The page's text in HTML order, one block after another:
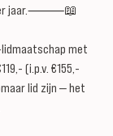
per jaar.⸻📖
lidmaatschap met
(i.p.v. €155,-
lid zijn — het